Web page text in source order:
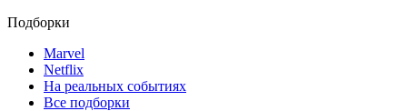
Подборки
Marvel
Netflix
На реальных событиях
Все подборки